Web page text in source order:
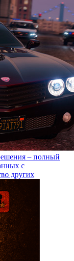
– полный
с
других